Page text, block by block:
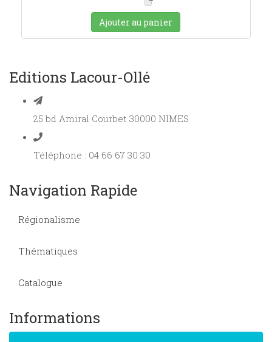
Ajouter au panier
Editions Lacour-Ollé
25 bd Amiral Courbet 30000 NIMES
Téléphone : 04 66 67 30 30
Navigation Rapide
Régionalisme
Thématiques
Catalogue
Informations